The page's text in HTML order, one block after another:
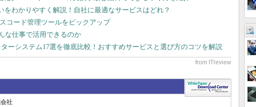
をわかりやすく解説！自社に最適なサービスはどれ？
コード管理ツールをピックアップ
な仕事で活用できるのか
ターシステム17選を徹底比較！おすすめサービスと選び方のコツを解説
社